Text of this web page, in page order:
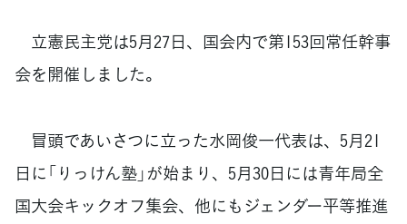
立憲民主党は5月27日、国会内で第153回常任幹事
会を開催しました。
冒頭であいさつに立った水岡俊一代表は、5月21
日に「りっけん塾」が始まり、5月30日には青年局全
国大会キックオフ集会、他にもジェンダー平等推進